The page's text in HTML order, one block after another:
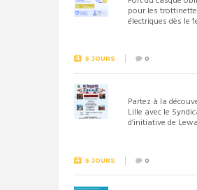
pour les
électriques dès le
5 JOURS 0
Partez à la
Lille avec le
d’initiative de
5 JOURS 0